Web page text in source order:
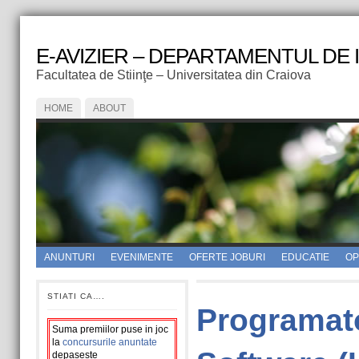
E-AVIZIER – DEPARTAMENTUL DE
Facultatea de Stiinţe – Universitatea din Craiova
HOME ABOUT
ANUNTURI EVENIMENTE OFERTE JOBURI EDUCATIE
STIATI CA….
Suma premiilor puse in joc
la concursurile anuntate
depaseste